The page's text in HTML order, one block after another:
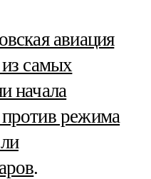
авиация
самых
начала
режима
.